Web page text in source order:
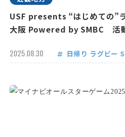
USF presents “はじめての”
大阪 Powered by SMBC 活
2025.08.30 日帰り ラグビー